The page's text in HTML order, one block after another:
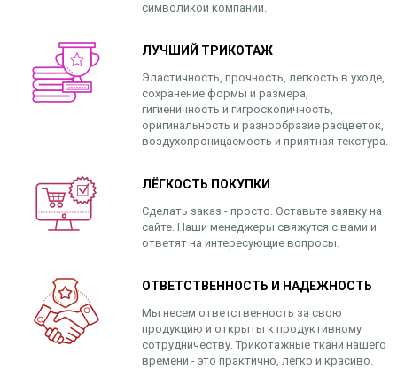
символикой компании.
ЛУЧШИЙ ТРИКОТАЖ
Эластичность, прочность, легкость в уходе,
сохранение формы и размера,
гигиеничность и гигроскопичность,
оригинальность и разнообразие расцветок,
воздухопроницаемость и приятная текстура.
ЛЁГКОСТЬ ПОКУПКИ
Сделать заказ - просто. Оставьте заявку на
сайте. Наши менеджеры свяжутся с вами и
ответят на интересующие вопросы.
ОТВЕТСТВЕННОСТЬ И НАДЕЖНОСТЬ
Мы несем ответственность за свою
продукцию и открыты к продуктивному
сотрудничеству. Трикотажные ткани нашего
времени - это практично, легко и красиво.